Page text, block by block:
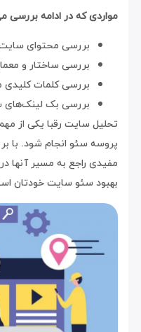
مواردی که در ادامه بررسی
بررسی محتوای
بررسی ساختار و
بررسی کلمات کلیدی
بررسی بک
تحلیل سایت رقبا یکی از
پروسه سئو انجام شود. با
مفیدی راجع به مسیر آنها
بهبود سئو سایت خودتان